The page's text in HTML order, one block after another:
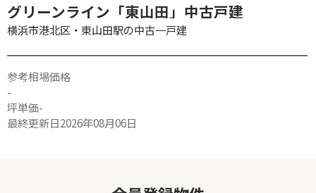
グリーンライン「東山田」中古戸建
横浜市港北区・東山田駅の中古一戸建
参考相場価格
-
坪単価-
最終更新日2026年08月06日